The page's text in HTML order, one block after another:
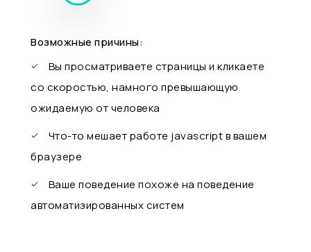
Возможные причины:
Вы просматриваете страницы и кликаете
со скоростью, намного превышающую
ожидаемую от человека
Что-то мешает работе javascript в вашем
браузере
Ваше поведение похоже на поведение
автоматизированных систем